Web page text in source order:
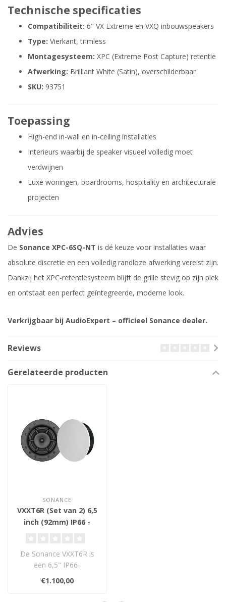
Technische specificaties
Compatibiliteit: 6" VX Extreme en VXQ inbouwspeakers
Type: Vierkant, trimless
Montagesysteem: XPC (Extreme Post Capture) retentie
Afwerking: Brilliant White (Satin), overschilderbaar
SKU: 93751
Toepassing
High-end in-wall en in-ceiling installaties
Interieurs waarbij de speaker visueel volledig moet
verdwijnen
Luxe woningen, boardrooms, hospitality en architecturale
projecten
Advies
De Sonance XPC-6SQ-NT is dé keuze voor installaties waar
absolute discretie en een volledig randloze afwerking vereist zijn.
Dankzij het XPC-retentiesysteem blijft de grille stevig op zijn plek
en ontstaat een perfect geïntegreerde, moderne look.
Verkrijgbaar bij AudioExpert – officieel Sonance dealer.
Reviews
Gerelateerde producten
SONANCE
VXXT6R (Set van 2) 6,5
inch (92mm) IP66 -
De Sonance VXXT6R is
een 6,5" IP66-
gecertificeerde
inbouwspeaker,
€1.100,00